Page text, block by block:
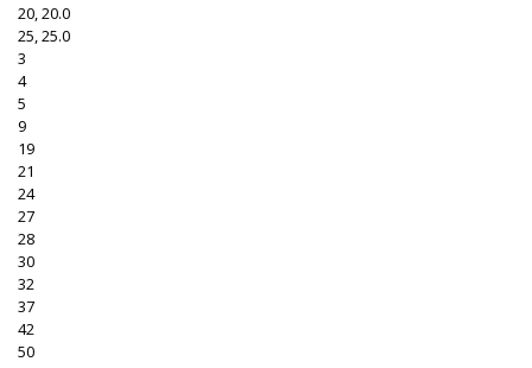
20, 20.0
25, 25.0
3
4
5
9
19
21
24
27
28
30
32
37
42
50